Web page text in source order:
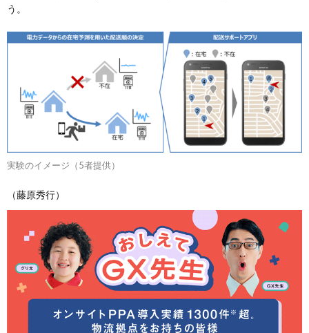
う。
実験のイメージ（5者提供）
（藤原秀行）